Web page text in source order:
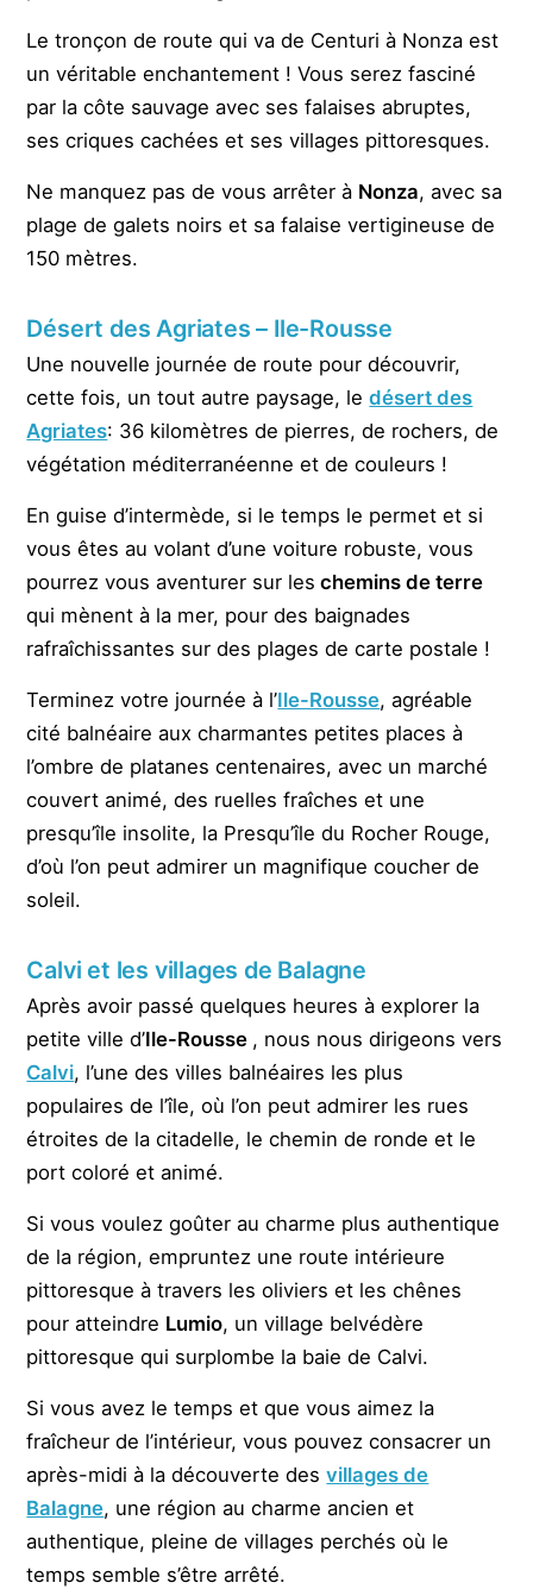
Le tronçon de route qui va de Centuri à Nonza est
un véritable enchantement ! Vous serez fasciné
par la côte sauvage avec ses falaises abruptes,
ses criques cachées et ses villages pittoresques.
Ne manquez pas de vous arrêter à Nonza, avec sa
plage de galets noirs et sa falaise vertigineuse de
150 mètres.
Désert des Agriates – Ile-Rousse
Une nouvelle journée de route pour découvrir,
cette fois, un tout autre paysage, ledésert des
Agriates: 36 kilomètres de pierres, de rochers, de
végétation méditerranéenne et de couleurs !
En guise d’intermède, si le temps le permet et si
vous êtes au volant d’une voiture robuste, vous
pourrez vous aventurer sur les chemins de terre
qui mènent à la mer, pour des baignades
rafraîchissantes sur des plages de carte postale !
Terminez votre journée à l’Ile-Rousse, agréable
cité balnéaire aux charmantes petites places à
l’ombre de platanes centenaires, avec un marché
couvert animé, des ruelles fraîches et une
presqu’île insolite, la Presqu’île du Rocher Rouge,
d’où l’on peut admirer un magnifique coucher de
soleil.
Calvi et les villages de Balagne
Après avoir passé quelques heures à explorer la
petite ville d’Ile-Rousse , nous nous dirigeons vers
Calvi, l’une des villes balnéaires les plus
populaires de l’île, où l’on peut admirer les rues
étroites de la citadelle, le chemin de ronde et le
port coloré et animé.
Si vous voulez goûter au charme plus authentique
de la région, empruntez une route intérieure
pittoresque à travers les oliviers et les chênes
pour atteindre Lumio, un village belvédère
pittoresque qui surplombe la baie de Calvi.
Si vous avez le temps et que vous aimez la
fraîcheur de l’intérieur, vous pouvez consacrer un
après-midi à la découverte desvillages de
Balagne, une région au charme ancien et
authentique, pleine de villages perchés où le
temps semble s’être arrêté.